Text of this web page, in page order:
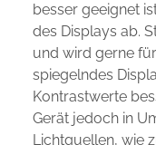
besser geeignet
des Displays ab.
und wird gerne
spiegelndes
Kontrastwerte
Gerät jedoch in
Lichtquellen, wie